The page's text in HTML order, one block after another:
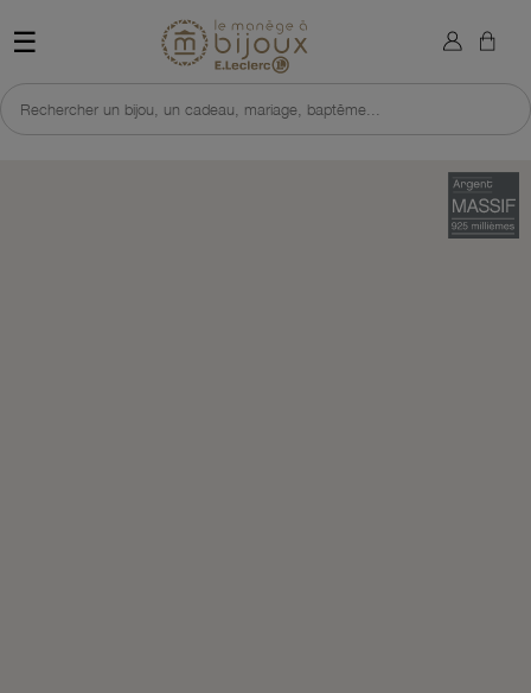
☰ Retour à l'accueil du site
Rechercher un bijou, un cadeau, mariage, baptême...
×